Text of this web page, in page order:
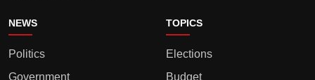
NEWS
Politics
Government
TOPICS
Elections
Budget